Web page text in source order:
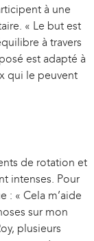
à une
« Le but est
à travers
est adapté à
qui le peuvent
de rotation et
intenses. Pour
: « Cela m’aide
sur mon
plusieurs